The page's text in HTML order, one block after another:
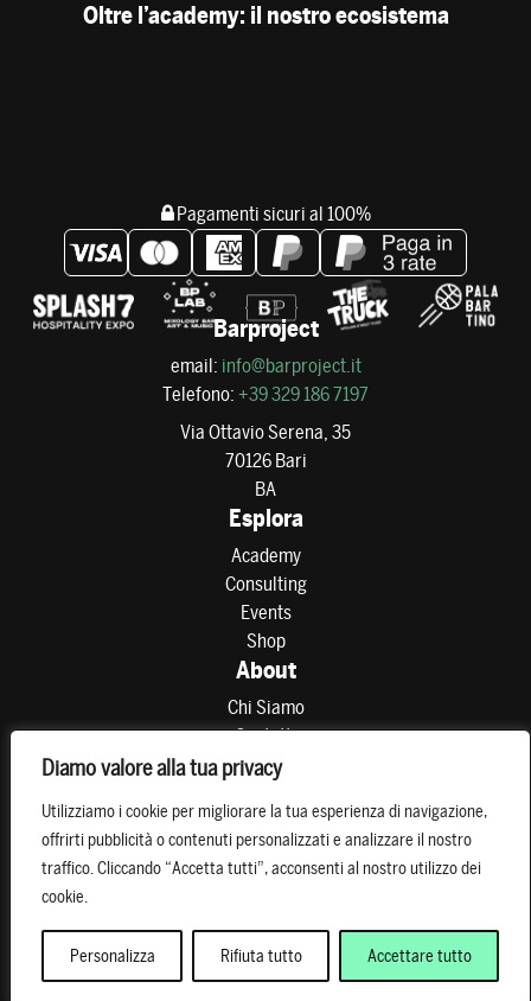
Diamo valore alla tua privacy
Utilizziamo i cookie per migliorare la tua esperienza di navigazione,
offrirti pubblicità o contenuti personalizzati e analizzare il nostro
traffico. Cliccando “Accetta tutti”, acconsenti al nostro utilizzo dei
cookie.
Personalizza Rifiuta tutto Accettare tutto
Oltre l’academy: il nostro ecosistema
Pagamenti sicuri al 100%
Barproject
email: info@barproject.it
Telefono: +39 329 186 7197
Via Ottavio Serena, 35
70126 Bari
BA
Esplora
Academy
Consulting
Events
Shop
About
Chi Siamo
Contatti
Partner
Resta connesso